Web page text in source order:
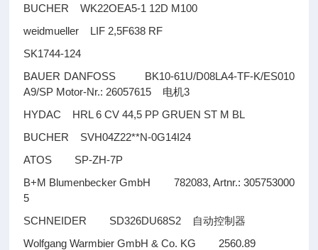
BUCHER WK22OEA5-1 12D M100
weidmueller LIF 2,5F638 RF
SK1744-124
BAUER DANFOSS BK10-61U/D08LA4-TF-K/ES010
A9/SP Motor-Nr.: 26057615 电机3
HYDAC HRL 6 CV 44,5 PP GRUEN ST M BL
BUCHER SVH04Z22**N-0G14I24
ATOS SP-ZH-7P
B+M Blumenbecker GmbH 782083, Artnr.: 305753000
5
SCHNEIDER SD326DU68S2
自动控制器
Wolfgang Warmbier GmbH & Co. KG 2560.89